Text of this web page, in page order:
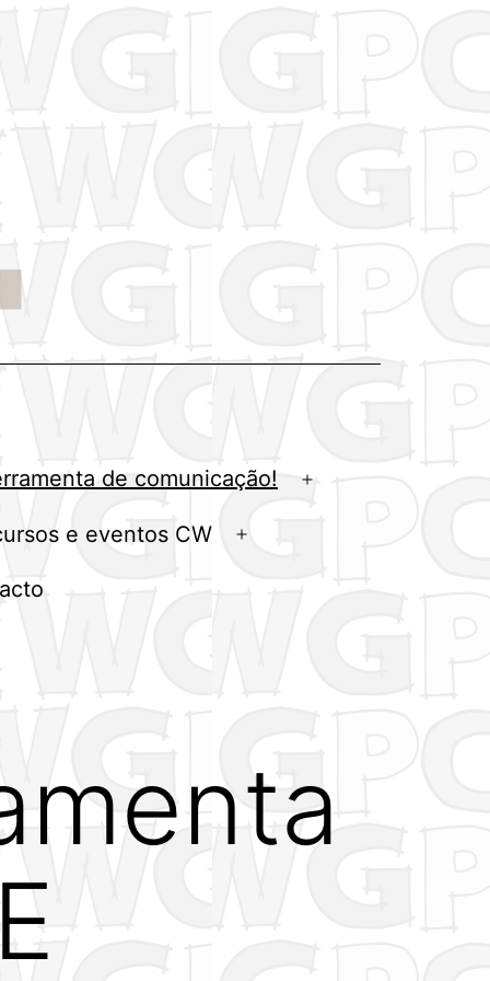
de comunicação!
Abrir
e eventos CW
Abrir